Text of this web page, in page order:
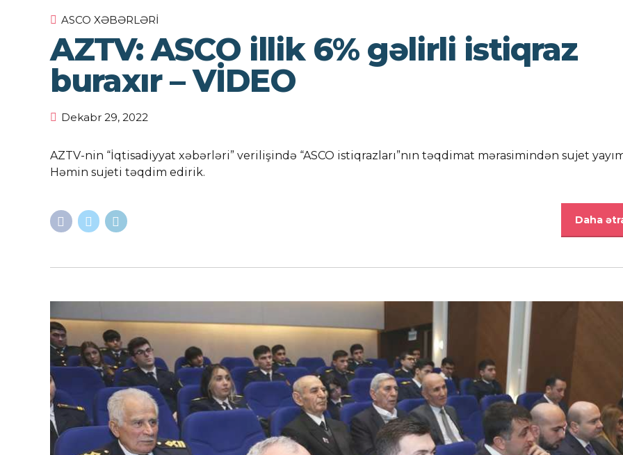
ASCO XƏBƏRLƏRI
AZTV: ASCO illik 6% gəlirli istiqraz
buraxır – VİDEO
Dekabr 29, 2022
AZTV-nin “İqtisadiyyat xəbərləri” verilişində “ASCO istiqrazları”nın təqdimat mərasimindən sujet
Həmin sujeti təqdim edirik.
Daha